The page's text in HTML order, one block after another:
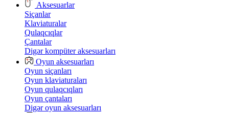
Aksesuarlar
Siçanlar
Klaviaturalar
Qulaqcıqlar
Çantalar
Digər kompüter aksesuarları
Oyun aksesuarları
Oyun siçanları
Oyun klaviaturaları
Oyun qulaqcıqları
Oyun çantaları
Digər oyun aksesuarları